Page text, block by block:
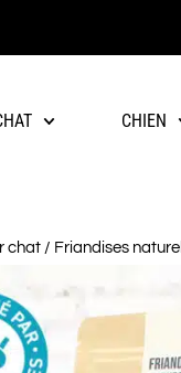
CHIEN
chat / Friandises